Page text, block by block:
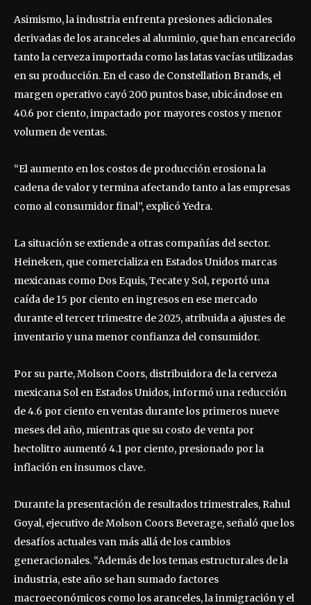
Asimismo, la industria enfrenta presiones adicionales
derivadas de los aranceles al aluminio, que han encarecido
tanto la cerveza importada como las latas vacías utilizadas
en su producción. En el caso de Constellation Brands, el
margen operativo cayó 200 puntos base, ubicándose en
40.6 por ciento, impactado por mayores costos y menor
volumen de ventas.
“El aumento en los costos de producción erosiona la
cadena de valor y termina afectando tanto a las empresas
como al consumidor final”, explicó Yedra.
La situación se extiende a otras compañías del sector.
Heineken, que comercializa en Estados Unidos marcas
mexicanas como Dos Equis, Tecate y Sol, reportó una
caída de 15 por ciento en ingresos en ese mercado
durante el tercer trimestre de 2025, atribuida a ajustes de
inventario y una menor confianza del consumidor.
Por su parte, Molson Coors, distribuidora de la cerveza
mexicana Sol en Estados Unidos, informó una reducción
de 4.6 por ciento en ventas durante los primeros nueve
meses del año, mientras que su costo de venta por
hectolitro aumentó 4.1 por ciento, presionado por la
inflación en insumos clave.
Durante la presentación de resultados trimestrales, Rahul
Goyal, ejecutivo de Molson Coors Beverage, señaló que los
desafíos actuales van más allá de los cambios
generacionales. “Además de los temas estructurales de la
industria, este año se han sumado factores
macroeconómicos como los aranceles, la inmigración y el